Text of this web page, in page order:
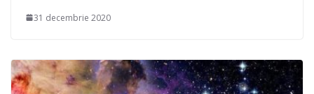
31 decembrie 2020